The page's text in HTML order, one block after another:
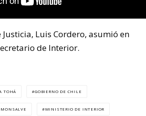
Luis Cordero, asumió en
de Interior.
TOHÁ GOBIERNO DE CHILE
MINISTERIO DE INTERIOR